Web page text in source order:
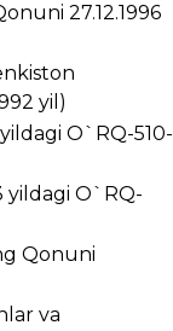
27.12.1996
yil)
O`RQ-510-
yildagi O`RQ-
Qonuni
va